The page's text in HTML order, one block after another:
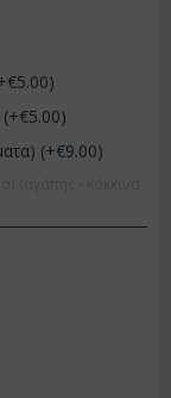
5.00)
5.00)
(+€9.00)